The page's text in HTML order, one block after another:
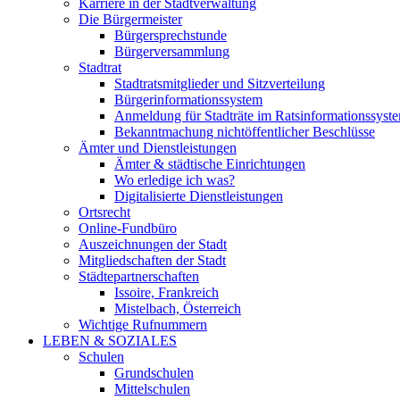
Karriere in der Stadtverwaltung
Die Bürgermeister
Bürgersprechstunde
Bürgerversammlung
Stadtrat
Stadtratsmitglieder und Sitzverteilung
Bürgerinformationssystem
Anmeldung für Stadträte im
Bekanntmachung nichtöffentlicher Beschlüsse
Ämter und Dienstleistungen
Ämter & städtische Einrichtungen
Wo erledige ich was?
Digitalisierte Dienstleistungen
Ortsrecht
Online-Fundbüro
Auszeichnungen der Stadt
Mitgliedschaften der Stadt
Städtepartnerschaften
Issoire, Frankreich
Mistelbach, Österreich
Wichtige Rufnummern
LEBEN & SOZIALES
Schulen
Grundschulen
Mittelschulen